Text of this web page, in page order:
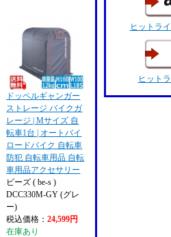
ドッペルギャンガー
ストレージ バイクガ
レージ | Mサイズ 自
転車1台 | オートバイ
ロードバイク 自転車
防犯 自転車用品 自転
車用品アクセサリー
ビーズ ( be-s )
DCC330M-GY (グレ
ー)
税込価格：24,599円
在庫あり
ヒットラ
ヒット